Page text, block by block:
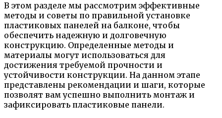
В этом разделе мы рассмотрим эффективные
методы и советы по правильной установке
пластиковых панелей на балконе, чтобы
обеспечить надежную и долговечную
конструкцию. Определенные методы и
материалы могут использоваться для
достижения требуемой прочности и
устойчивости конструкции. На данном этапе
представлены рекомендации и шаги, которые
позволят вам успешно выполнить монтаж и
зафиксировать пластиковые панели.